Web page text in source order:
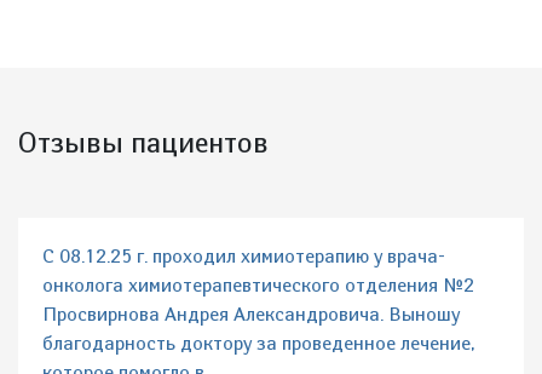
Отзывы пациентов
С 08.12.25 г. проходил химиотерапию у врача-
онколога химиотерапевтического отделения №2
Просвирнова Андрея Александровича. Выношу
благодарность доктору за проведенное лечение,